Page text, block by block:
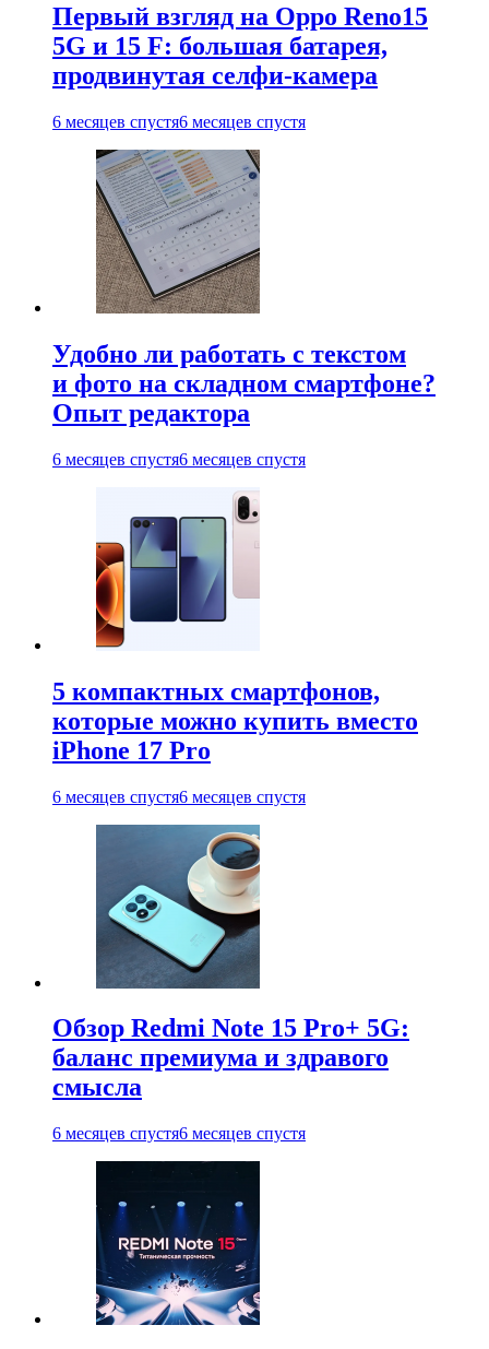
Первый взгляд на Oppo Reno15
5G и 15 F: большая батарея,
продвинутая селфи-камера
6 месяцев спустя6 месяцев спустя
Удобно ли работать с текстом
и фото на складном смартфоне?
Опыт редактора
6 месяцев спустя6 месяцев спустя
5 компактных смартфонов,
которые можно купить вместо
iPhone 17 Pro
6 месяцев спустя6 месяцев спустя
Обзор Redmi Note 15 Pro+ 5G:
баланс премиума и здравого
смысла
6 месяцев спустя6 месяцев спустя